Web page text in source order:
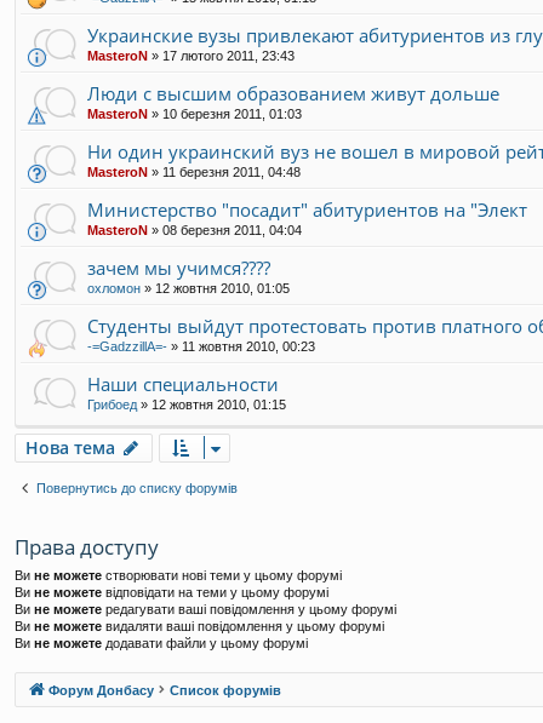
Украинские вузы привлекают абитуриентов из
MasteroN » 17 лютого 2011, 23:43
Люди с высшим образованием живут дольше
MasteroN » 10 березня 2011, 01:03
Ни один украинский вуз не вошел в мировой
MasteroN » 11 березня 2011, 04:48
Министерство "посадит" абитуриентов на "Элект
MasteroN » 08 березня 2011, 04:04
зачем мы учимся????
охломон » 12 жовтня 2010, 01:05
Студенты выйдут протестовать против платного
-=GadzzillA=- » 11 жовтня 2010, 00:23
Наши специальности
Грибоед » 12 жовтня 2010, 01:15
Нова тема
Повернутись до списку форумів
Права доступу
Ви не можете створювати нові теми у цьому форумі
Ви не можете відповідати на теми у цьому форумі
Ви не можете редагувати ваші повідомлення у цьому форумі
Ви не можете видаляти ваші повідомлення у цьому форумі
Ви не можете додавати файли у цьому форумі
Форум Донбасу Список форумів